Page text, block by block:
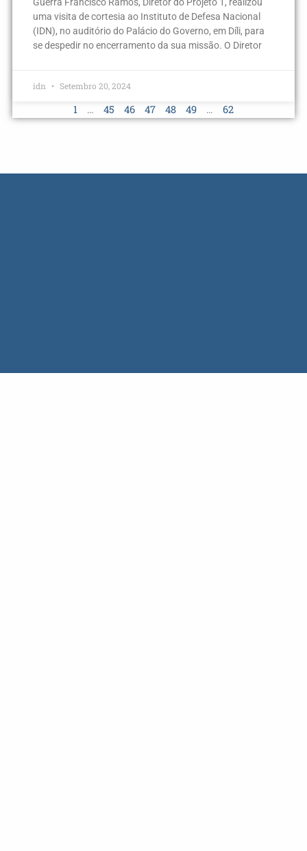
Guerra Francisco Ramos, Diretor do Projeto 1, realizou
uma visita de cortesia ao Instituto de Defesa Nacional
(IDN), no auditório do Palácio do Governo, em Díli, para
se despedir no encerramento da sua missão. O Diretor
idn Setembro 20, 2024
1 … 45 46 47 48 49 … 62